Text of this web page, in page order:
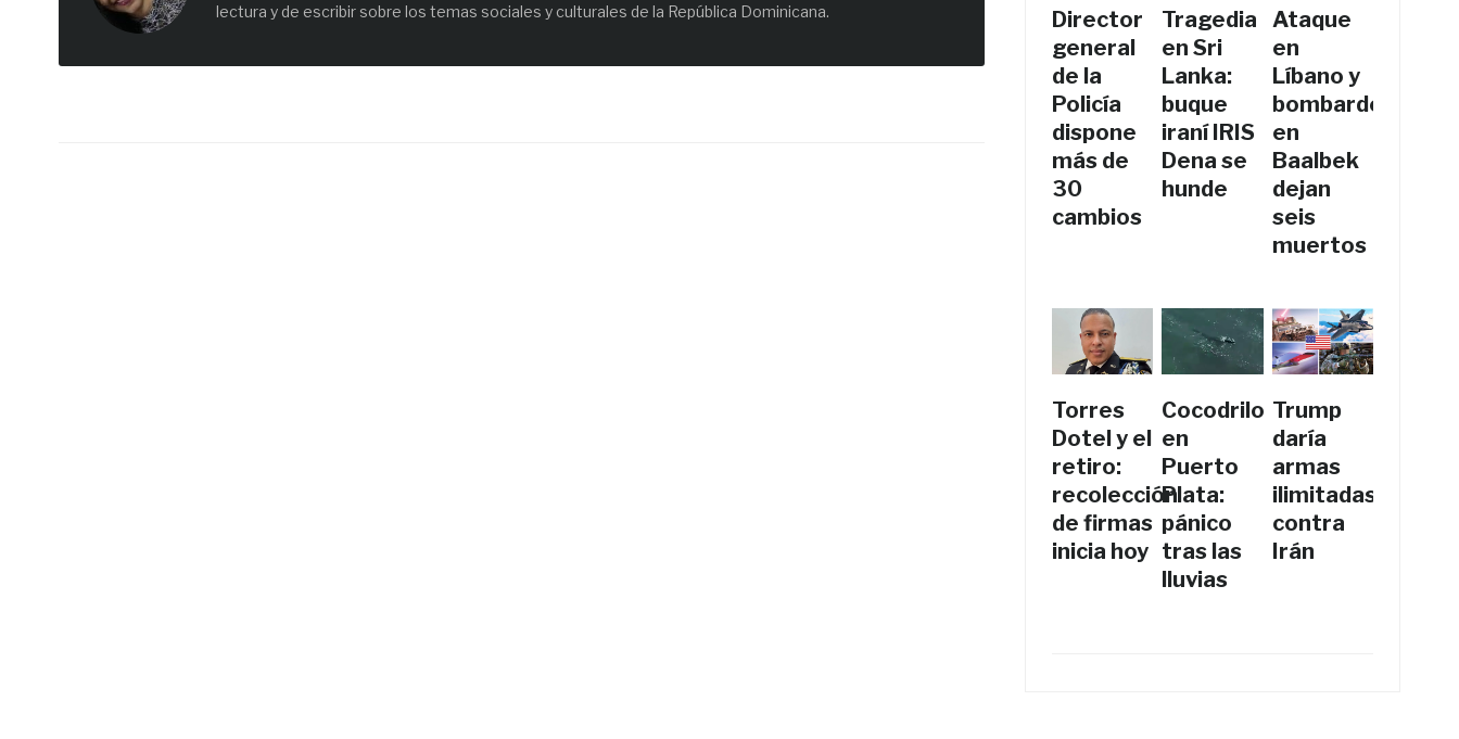
lectura y de escribir sobre los temas sociales y culturales de la República Dominicana.
Director
general
de la
Policía
dispone
más de
30
cambios
Tragedia
en Sri
Lanka:
buque
iraní IRIS
Dena se
hunde
Ataque
en
Líbano y
bombardeos
en
Baalbek
dejan
seis
muertos
Torres
Dotel y el
retiro:
recolección
de firmas
inicia hoy
Cocodrilo
en
Puerto
Plata:
pánico
tras las
lluvias
Trump
daría
armas
ilimitadas
contra
Irán